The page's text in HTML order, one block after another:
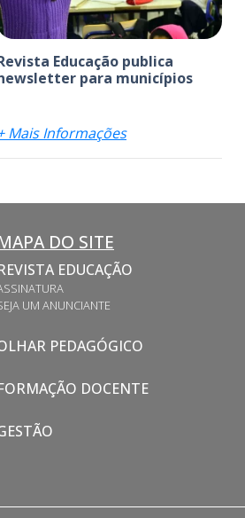
Educação publica
para municípios
Mais Informações
DO SITE
EDUCAÇÃO
UM ANUNCIANTE
PEDAGÓGICO
DOCENTE